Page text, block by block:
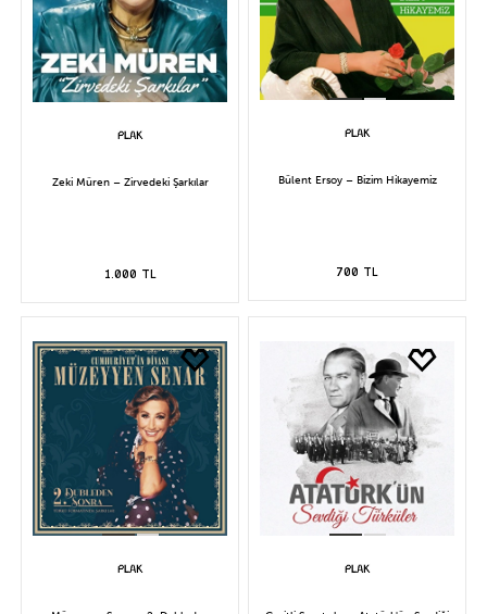
Zeki Müren – Zirvedeki Şarkılar
1.000 TL
Bülent Ersoy – Bizim Hikayemiz
700 TL